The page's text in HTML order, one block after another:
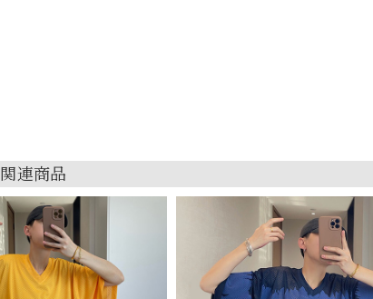
関連商品